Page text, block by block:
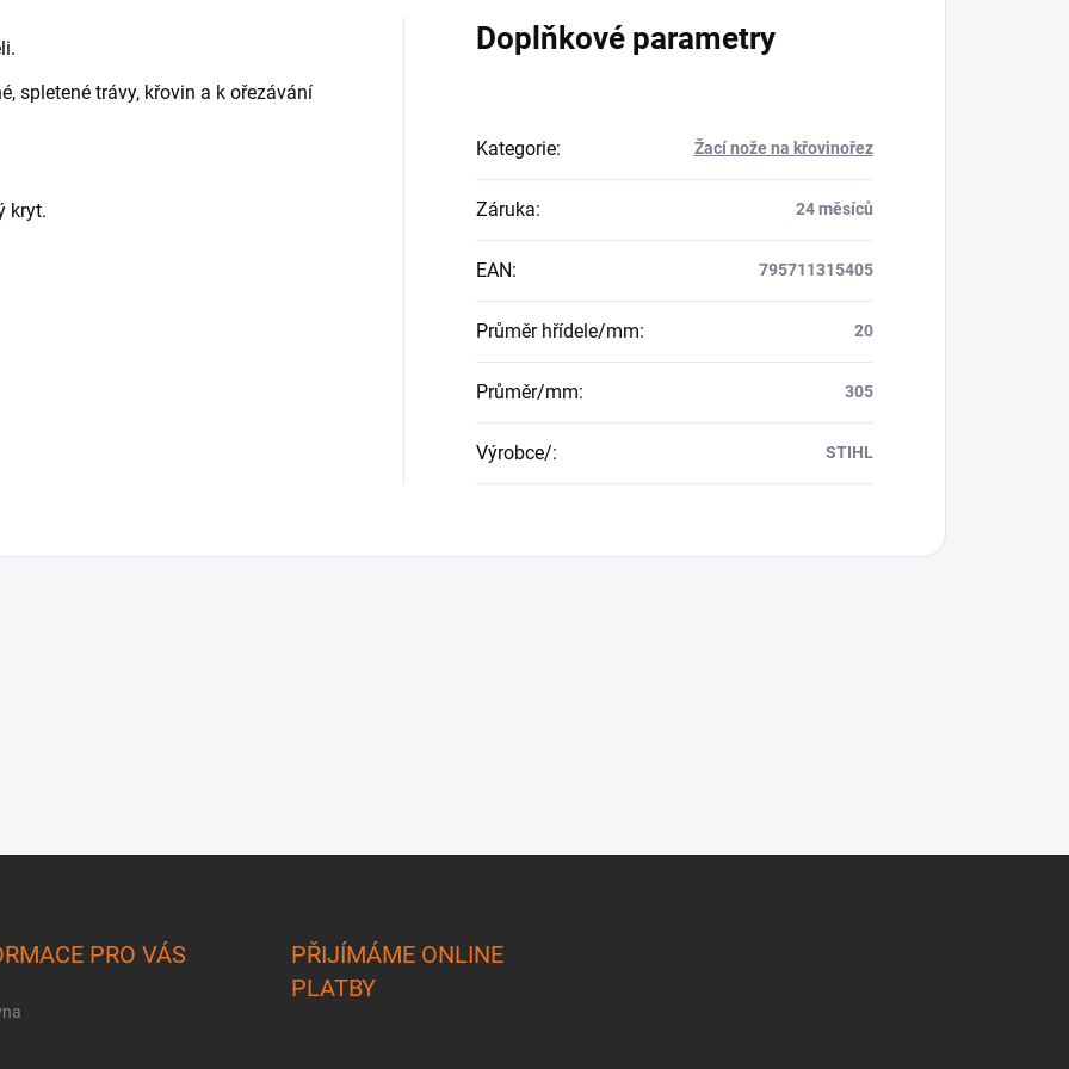
spletené trávy, křovin a k ořezávání
kryt.
Doplňkové parametry
Kategorie: Žací nože na křovinořez
Záruka: 24 měsíců
EAN: 795711315405
Průměr hřídele/mm: 20
Průměr/mm: 305
Výrobce/: STIHL
PRO VÁS
PŘIJÍMÁME ONLINE
PLATBY